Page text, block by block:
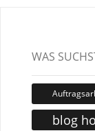
WAS
blog